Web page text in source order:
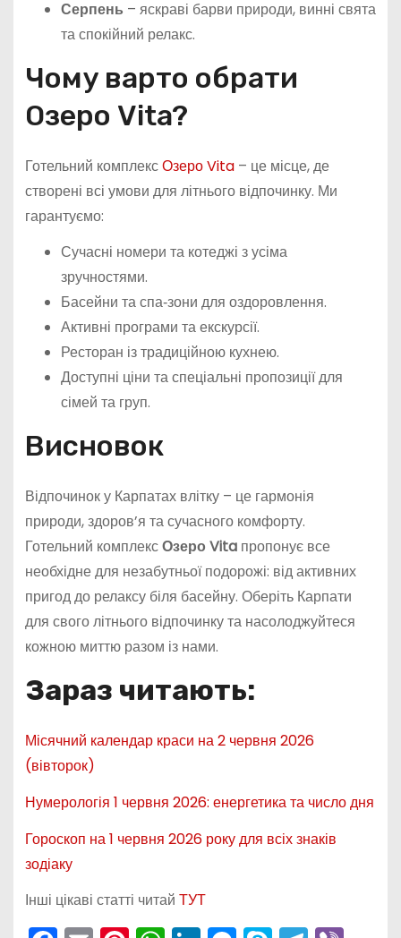
Серпень – яскраві барви природи, винні свята
та спокійний релакс.
Чому варто обрати
Озеро Vita?
Готельний комплексОзеро Vita– це місце, де
створені всі умови для літнього відпочинку. Ми
гарантуємо:
Сучасні номери та котеджі з усіма
зручностями.
Басейни та спа‑зони для оздоровлення.
Активні програми та екскурсії.
Ресторан із традиційною кухнею.
Доступні ціни та спеціальні пропозиції для
сімей та груп.
Висновок
Відпочинок у Карпатах влітку – це гармонія
природи, здоров’я та сучасного комфорту.
Готельний комплексОзеро Vitaпропонує все
необхідне для незабутньої подорожі: від активних
пригод до релаксу біля басейну. Оберіть Карпати
для свого літнього відпочинку та насолоджуйтеся
кожною миттю разом із нами.
Зараз читають:
Місячний календар краси на 2 червня 2026
(вівторок)
Нумерологія 1 червня 2026: енергетика та число дня
Гороскоп на 1 червня 2026 року для всіх знаків
зодіаку
Інші цікаві статті читай ТУТ